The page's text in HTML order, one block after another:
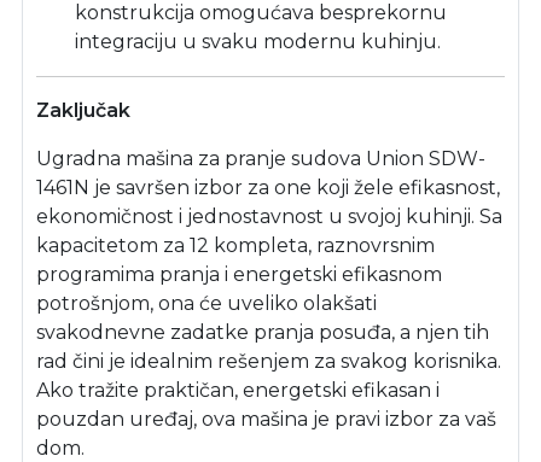
konstrukcija omogućava besprekornu
integraciju u svaku modernu kuhinju.
Zaključak
Ugradna mašina za pranje sudova Union SDW-
1461N je savršen izbor za one koji žele efikasnost,
ekonomičnost i jednostavnost u svojoj kuhinji. Sa
kapacitetom za 12 kompleta, raznovrsnim
programima pranja i energetski efikasnom
potrošnjom, ona će uveliko olakšati
svakodnevne zadatke pranja posuđa, a njen tih
rad čini je idealnim rešenjem za svakog korisnika.
Ako tražite praktičan, energetski efikasan i
pouzdan uređaj, ova mašina je pravi izbor za vaš
dom.